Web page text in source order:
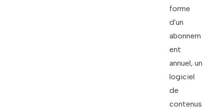
forme
d'un
abonnem
ent
annuel, un
logiciel
de
contenus